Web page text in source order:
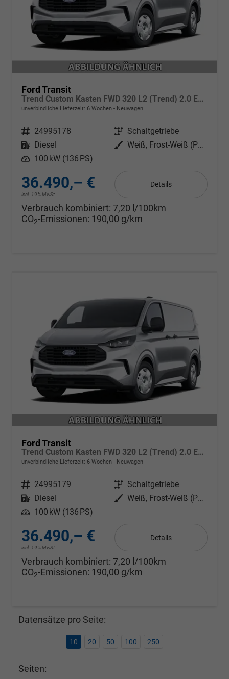
Ford Transit
Trend Custom Kasten FWD 320 L2 (Trend) 2.0 EcoBlue 100kW (136 PS) 6-Gang Schaltgetriebe
unverbindliche Lieferzeit: 6 Wochen Neuwagen
Fahrzeugnr. 24995178 Getriebe Schaltgetriebe
Kraftstoff
Diesel Außenfarbe
Weiß, Frost-Weiß (PN3GZ0)
Leistung 100 kW (136 PS)
36.490,– €
incl. 19% MwSt.
Details
Verbrauch kombiniert: 7,20 l/100km
CO2-Emissionen: 190,00 g/km
Ford Transit
Trend Custom Kasten FWD 320 L2 (Trend) 2.0 EcoBlue 100kW (136 PS) 6-Gang Schaltgetriebe
unverbindliche Lieferzeit: 6 Wochen Neuwagen
Fahrzeugnr. 24995179 Getriebe Schaltgetriebe
Kraftstoff
Diesel Außenfarbe
Weiß, Frost-Weiß (PN3GZ0)
Leistung 100 kW (136 PS)
36.490,– €
incl. 19% MwSt.
Details
Verbrauch kombiniert: 7,20 l/100km
CO2-Emissionen: 190,00 g/km
Datensätze pro Seite:
10 20 50 100 250
Seiten: